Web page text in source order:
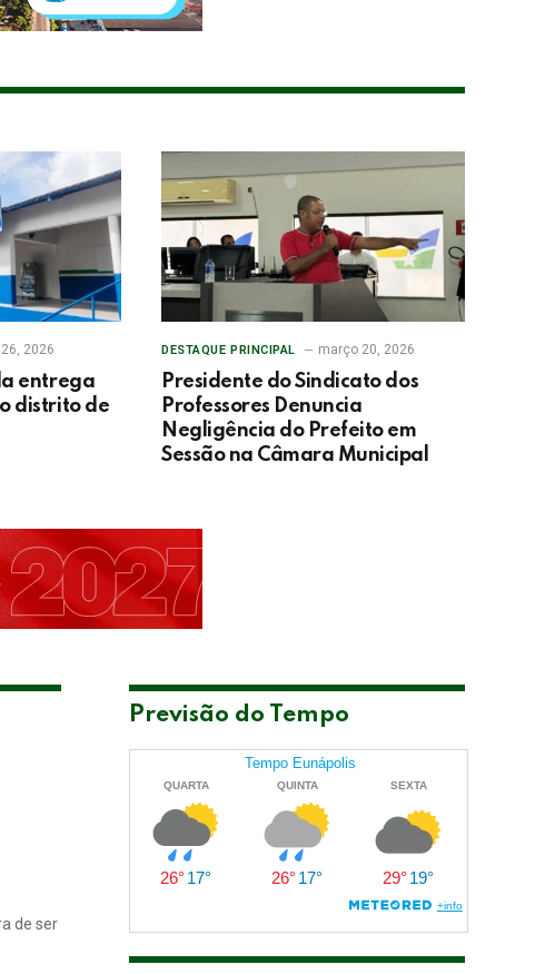
2026
entrega
distrito de
DESTAQUE PRINCIPAL março 20, 2026
Presidente do Sindicato dos
Professores Denuncia
Negligência do Prefeito em
Sessão na Câmara Municipal
de ser
Previsão do Tempo